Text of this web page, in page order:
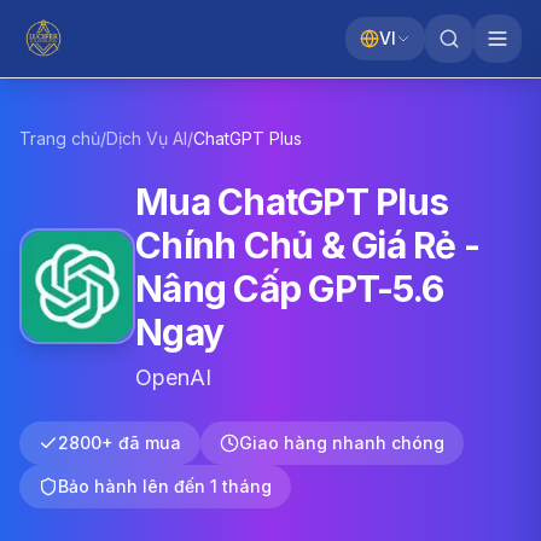
VI
Trang chủ/Dịch Vụ AI/ChatGPT Plus
Mua ChatGPT Plus
Chính Chủ & Giá Rẻ -
Nâng Cấp GPT-5.6
Ngay
OpenAI
2800+ đã mua Giao hàng nhanh chóng
Bảo hành lên đến 1 tháng